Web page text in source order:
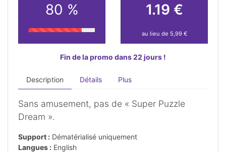
80 % 1.19 €
au lieu de 5,99 €
Fin de la promo dans 22 jours !
Description Détails Plus
Sans amusement, pas de « Super Puzzle
Dream ».
Support : Dématérialisé uniquement
Langues : English